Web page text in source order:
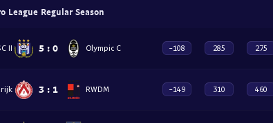
League Regular Season
II 5 : 0 Olympic C -108 285 275
3 : 1 RWDM -149 310 460